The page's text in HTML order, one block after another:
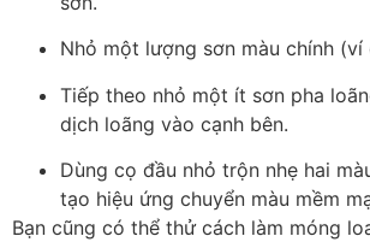
Nhỏ một lượng sơn màu chính (ví
Tiếp theo nhỏ một ít sơn pha
dịch loãng vào cạnh bên.
Dùng cọ đầu nhỏ trộn nhẹ hai
tạo hiệu ứng chuyển màu mềm
Bạn cũng có thể thử cách làm móng